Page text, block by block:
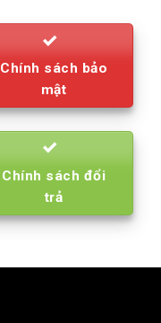
Chính sách bảo
mật
Chính sách đổi
trả